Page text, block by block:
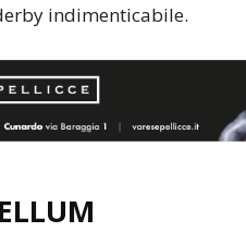
indimenticabile.